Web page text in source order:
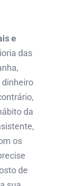
e
das
dinheiro
da
os
de